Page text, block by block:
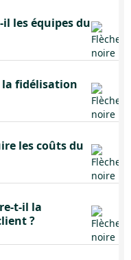
les équipes du
la fidélisation
les coûts du
t-il la
?